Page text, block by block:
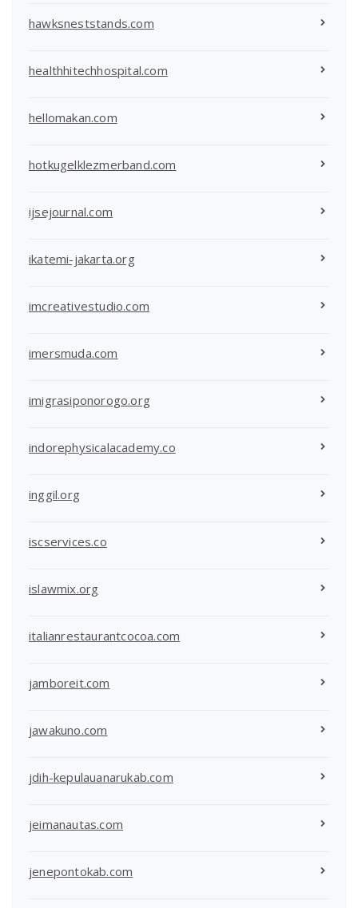
hawksneststands.com
healthhitechhospital.com
hellomakan.com
hotkugelklezmerband.com
ijsejournal.com
ikatemi-jakarta.org
imcreativestudio.com
imersmuda.com
imigrasiponorogo.org
indorephysicalacademy.co
inggil.org
iscservices.co
islawmix.org
italianrestaurantcocoa.com
jamboreit.com
jawakuno.com
jdih-kepulauanarukab.com
jeimanautas.com
jenepontokab.com